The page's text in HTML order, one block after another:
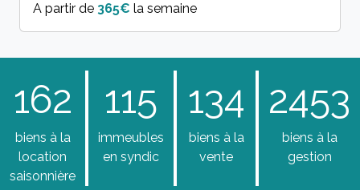
A partir de 365€ la semaine
162
biens à la
location
saisonnière
115
immeubles
en syndic
134
biens à la
vente
2453
biens à la
gestion